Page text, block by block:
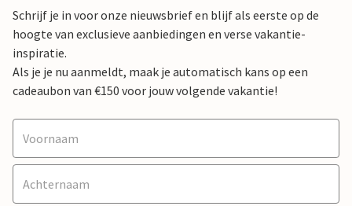
Schrijf je in voor onze nieuwsbrief en blijf als eerste op de
hoogte van exclusieve aanbiedingen en verse vakantie-
inspiratie.
Als je je nu aanmeldt, maak je automatisch kans op een
cadeaubon van €150 voor jouw volgende vakantie!